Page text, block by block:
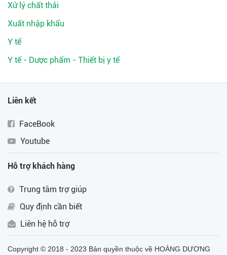
Xử lý chất thải
Xuất nhập khẩu
Y tế
Y tế - Dược phẩm - Thiết bị y tế
Liên kết
FaceBook
Youtube
Hỗ trợ khách hàng
Trung tâm trợ giúp
Quy định cần biết
Liên hệ hỗ trợ
Copyright © 2018 - 2023 Bản quyền thuộc về HOÀNG DƯƠNG